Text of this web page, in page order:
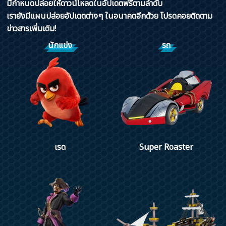
มีกำหนดปล่อยให้ดาวน์โหลดในอัปเดตฟรีตามลำดับ
เรายังมีแผนปล่อยอัปเดตต่างๆ ในอนาคตอีกด้วย โปรดคอยติดตาม
ข่าวสารเพิ่มเติม!
นักแข่ง
รถ
เรด Super Roaster